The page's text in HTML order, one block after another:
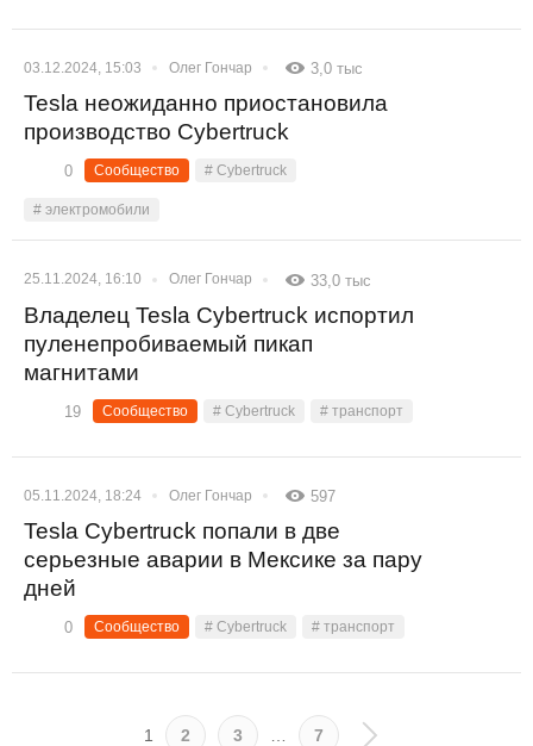
03.12.2024, 15:03 Олег Гончар 3,0 тыс
Tesla неожиданно приостановила
производство Cybertruck
0 Сообщество # Cybertruck
# электромобили
25.11.2024, 16:10 Олег Гончар 33,0 тыс
Владелец Tesla Cybertruck испортил
пуленепробиваемый пикап
магнитами
19 Сообщество # Cybertruck # транспорт
05.11.2024, 18:24 Олег Гончар 597
Tesla Cybertruck попали в две
серьезные аварии в Мексике за пару
дней
0 Сообщество # Cybertruck # транспорт
1 2 3 7